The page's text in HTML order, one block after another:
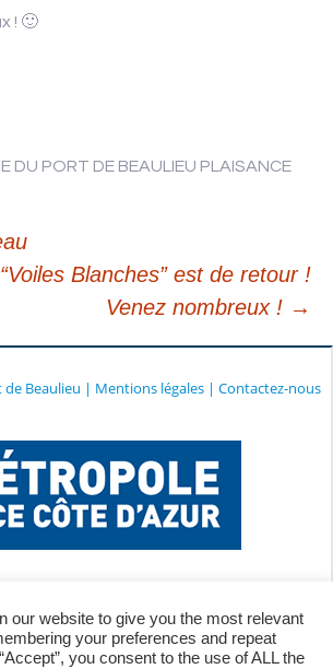
! 🙂
DU PORT DE BEAULIEU PLAISANCE
Blanches” est de retour !
Venez nombreux ! →
Beaulieu | Mentions légales| Contactez-nous
our website to give you the most relevant
your preferences and repeat
you consent to the use of ALL the